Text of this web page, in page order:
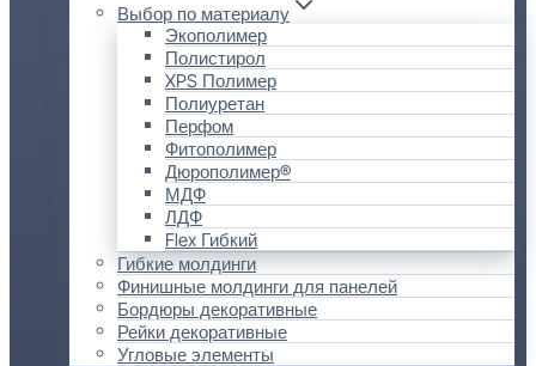
Выбор по материалу
Экополимер
Полистирол
XPS Полимер
Полиуретан
Перфом
Фитополимер
Дюрополимер®
МДФ
ЛДФ
Flex Гибкий
Гибкие молдинги
Финишные молдинги для панелей
Бордюры декоративные
Рейки декоративные
Угловые элементы